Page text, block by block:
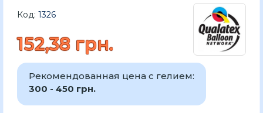
Код: 1326
152,38 грн.
Рекомендованная цена с гелием:
300 - 450 грн.